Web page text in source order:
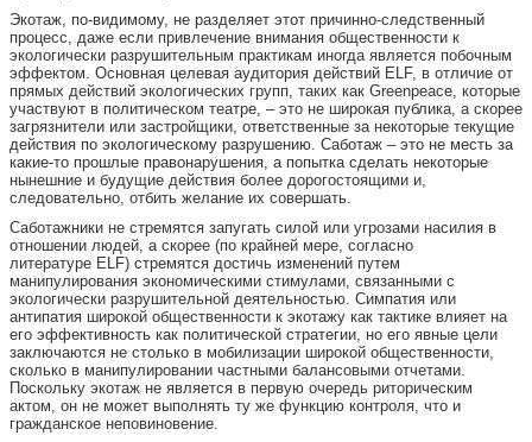
Экотаж, по-видимому, не разделяет этот причинно-следственный
процесс, даже если привлечение внимания общественности к
экологически разрушительным практикам иногда является побочным
эффектом. Основная целевая аудитория действий ELF, в отличие от
прямых действий экологических групп, таких как Greenpeace, которые
участвуют в политическом театре, – это не широкая публика, а скорее
загрязнители или застройщики, ответственные за некоторые текущие
действия по экологическому разрушению. Саботаж – это не месть за
какие-то прошлые правонарушения, а попытка сделать некоторые
нынешние и будущие действия более дорогостоящими и,
следовательно, отбить желание их совершать.
Саботажники не стремятся запугать силой или угрозами насилия в
отношении людей, а скорее (по крайней мере, согласно
литературе ELF) стремятся достичь изменений путем
манипулирования экономическими стимулами, связанными с
экологически разрушительной деятельностью. Симпатия или
антипатия широкой общественности к экотажу как тактике влияет на
его эффективность как политической стратегии, но его явные цели
заключаются не столько в мобилизации широкой общественности,
сколько в манипулировании частными балансовыми отчетами.
Поскольку экотаж не является в первую очередь риторическим
актом, он не может выполнять ту же функцию контроля, что и
гражданское неповиновение.